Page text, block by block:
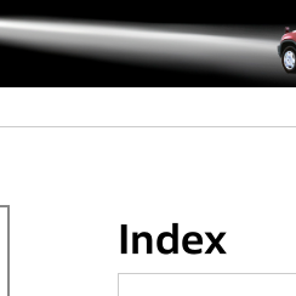
Index